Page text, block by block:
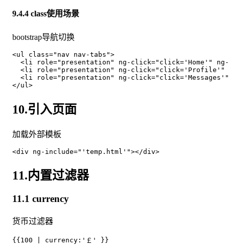
9.4.4 class使用场景
bootstrap导航切换
<ul class="nav nav-tabs">
<li role="presentation" ng-click="click='Home'"
<li role="presentation" ng-
<li role="presentation" ng-
10.引入页面
加载外部模板
11.内置过滤器
11.1 currency
货币过滤器